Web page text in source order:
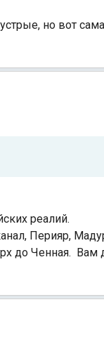
но вот
реалий.
Перияр,
до Ченная.